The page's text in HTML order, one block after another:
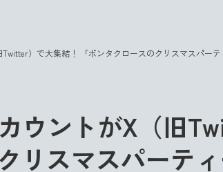
）で大集結！ 「ポンタクロースのクリスマスパー
ウントがX（旧
リスマスパーテ